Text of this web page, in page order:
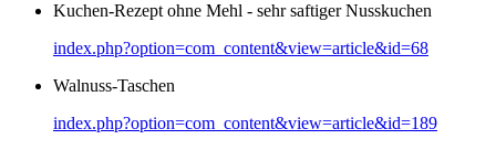
Kuchen-Rezept ohne Mehl - sehr saftiger Nusskuchen
index.php?option=com_content&view=article&id=68
Walnuss-Taschen
index.php?option=com_content&view=article&id=189